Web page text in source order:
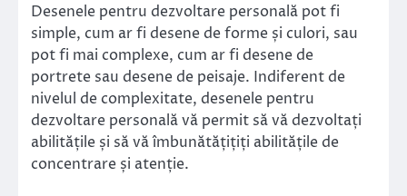
Desenele pentru dezvoltare personală pot fi
simple, cum ar fi desene de forme și culori, sau
pot fi mai complexe, cum ar fi desene de
portrete sau desene de peisaje. Indiferent de
nivelul de complexitate, desenele pentru
dezvoltare personală vă permit să vă dezvoltați
abilitățile și să vă îmbunătățițiți abilitățile de
concentrare și atenție.